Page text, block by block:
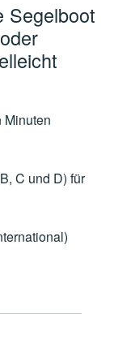
Segelboot
Minuten
C und D) für